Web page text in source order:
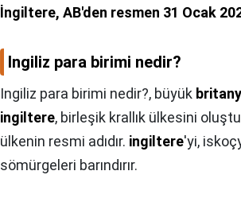
İngiltere, AB'den resmen 31 Ocak
Ingiliz para birimi nedir?
Ingiliz para birimi nedir?, büyük
ingiltere, birleşik krallık ülkesini
ülkenin resmi adıdır. ingiltere'yi,
sömürgeleri barındırır.